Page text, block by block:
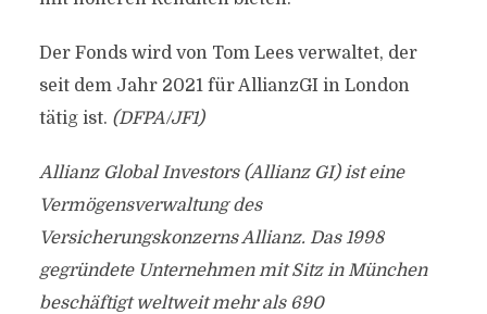
Der Fonds wird von Tom Lees verwaltet, der
seit dem Jahr 2021 für AllianzGI in London
tätig ist. (DFPA/JF1)
Allianz Global Investors (Allianz GI) ist eine
Vermögensverwaltung des
Versicherungskonzerns Allianz. Das 1998
gegründete Unternehmen mit Sitz in München
beschäftigt weltweit mehr als 690